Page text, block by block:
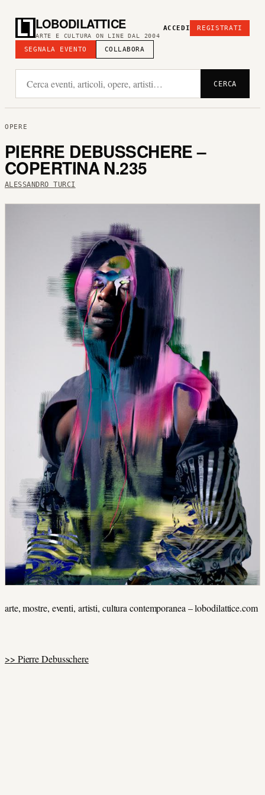
LOBODILATTICE
ARTE E CULTURA ON LINE DAL 2004
SEGNALA EVENTO COLLABORA
ACCEDI REGISTRATI
CERCA
OPERE
PIERRE DEBUSSCHERE –
COPERTINA N.235
ALESSANDRO TURCI
arte, mostre, eventi, artisti, cultura contemporanea – lobodilattice.com
>> Pierre Debusschere